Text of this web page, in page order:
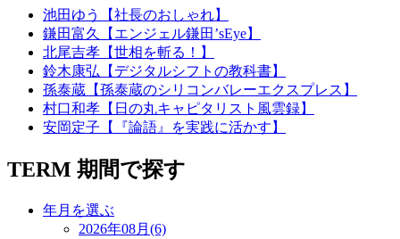
池田ゆう【社長のおしゃれ】
鎌田富久【エンジェル鎌田’sEye】
北尾吉孝【世相を斬る！】
鈴木康弘【デジタルシフトの教科書】
孫泰蔵【孫泰蔵のシリコンバレーエクスプレス】
村口和孝【日の丸キャピタリスト風雲録】
安岡定子【『論語』を実践に活かす】
TERM 期間で探す
年月を選ぶ
2026年08月(6)